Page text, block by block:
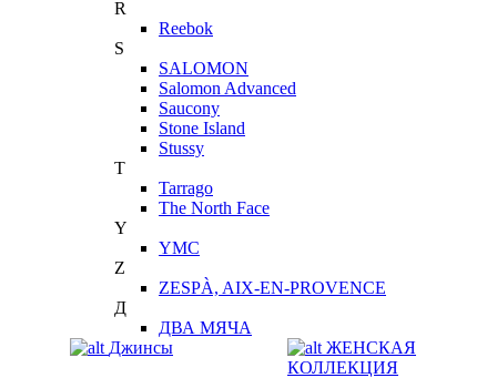
R
Reebok
S
SALOMON
Salomon Advanced
Saucony
Stone Island
Stussy
T
Tarrago
The North Face
Y
YMC
Z
ZESPÀ, AIX-EN-PROVENCE
Д
ДВА МЯЧА
Джинсы
ЖЕНСКАЯ
КОЛЛЕКЦИЯ